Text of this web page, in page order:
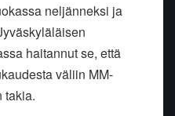
neljänneksi ja
haitannut se, että
väliin MM-
takia.